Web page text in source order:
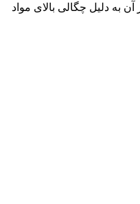
به دلیل چگالی بالای مواد